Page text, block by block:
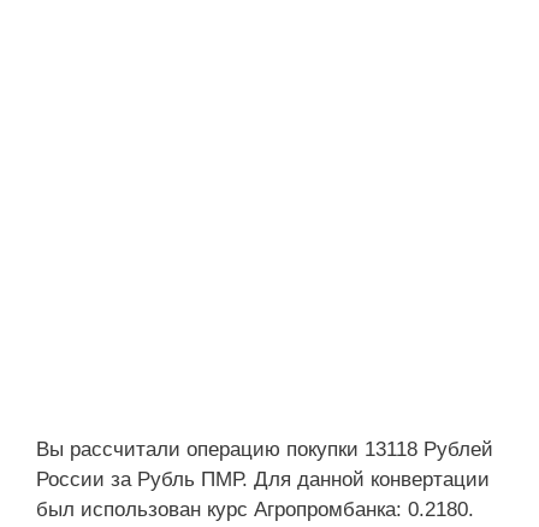
Вы рассчитали операцию покупки 13118 Рублей
России за Рубль ПМР. Для данной конвертации
был использован курс Агропромбанка: 0.2180.